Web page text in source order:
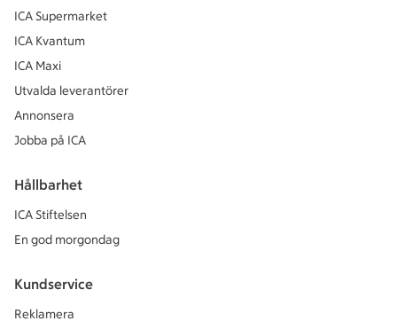
ICA Supermarket
ICA Kvantum
ICA Maxi
Utvalda leverantörer
Annonsera
Jobba på ICA
Hållbarhet
ICA Stiftelsen
En god morgondag
Kundservice
Reklamera